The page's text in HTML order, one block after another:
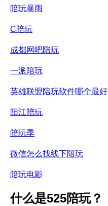
陪玩暴雨
C陪玩
成都网吧陪玩
一派陪玩
英雄联盟陪玩软件哪个最好
阳江陪玩
陪玩季
微信怎么找线下陪玩
陪玩电影
什么是525陪玩？